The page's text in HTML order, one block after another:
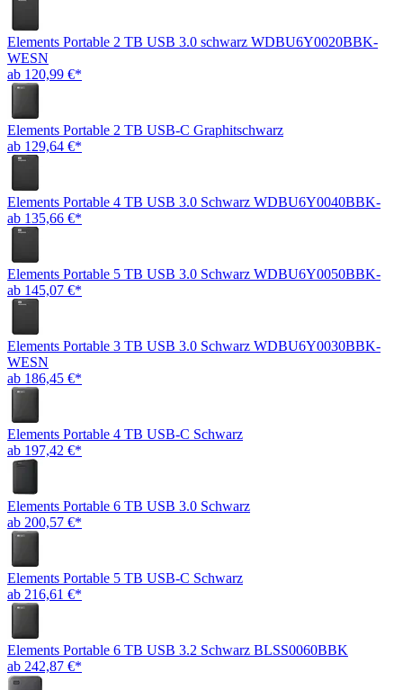
Elements Portable 2 TB USB 3.0 schwarz WDBU6Y0020BBK-
WESN
ab 120,99 €*
Elements Portable 2 TB USB-C Graphitschwarz
ab 129,64 €*
Elements Portable 4 TB USB 3.0 Schwarz WDBU6Y0040BBK-
ab 135,66 €*
Elements Portable 5 TB USB 3.0 Schwarz WDBU6Y0050BBK-
ab 145,07 €*
Elements Portable 3 TB USB 3.0 Schwarz WDBU6Y0030BBK-
WESN
ab 186,45 €*
Elements Portable 4 TB USB-C Schwarz
ab 197,42 €*
Elements Portable 6 TB USB 3.0 Schwarz
ab 200,57 €*
Elements Portable 5 TB USB-C Schwarz
ab 216,61 €*
Elements Portable 6 TB USB 3.2 Schwarz BLSS0060BBK
ab 242,87 €*